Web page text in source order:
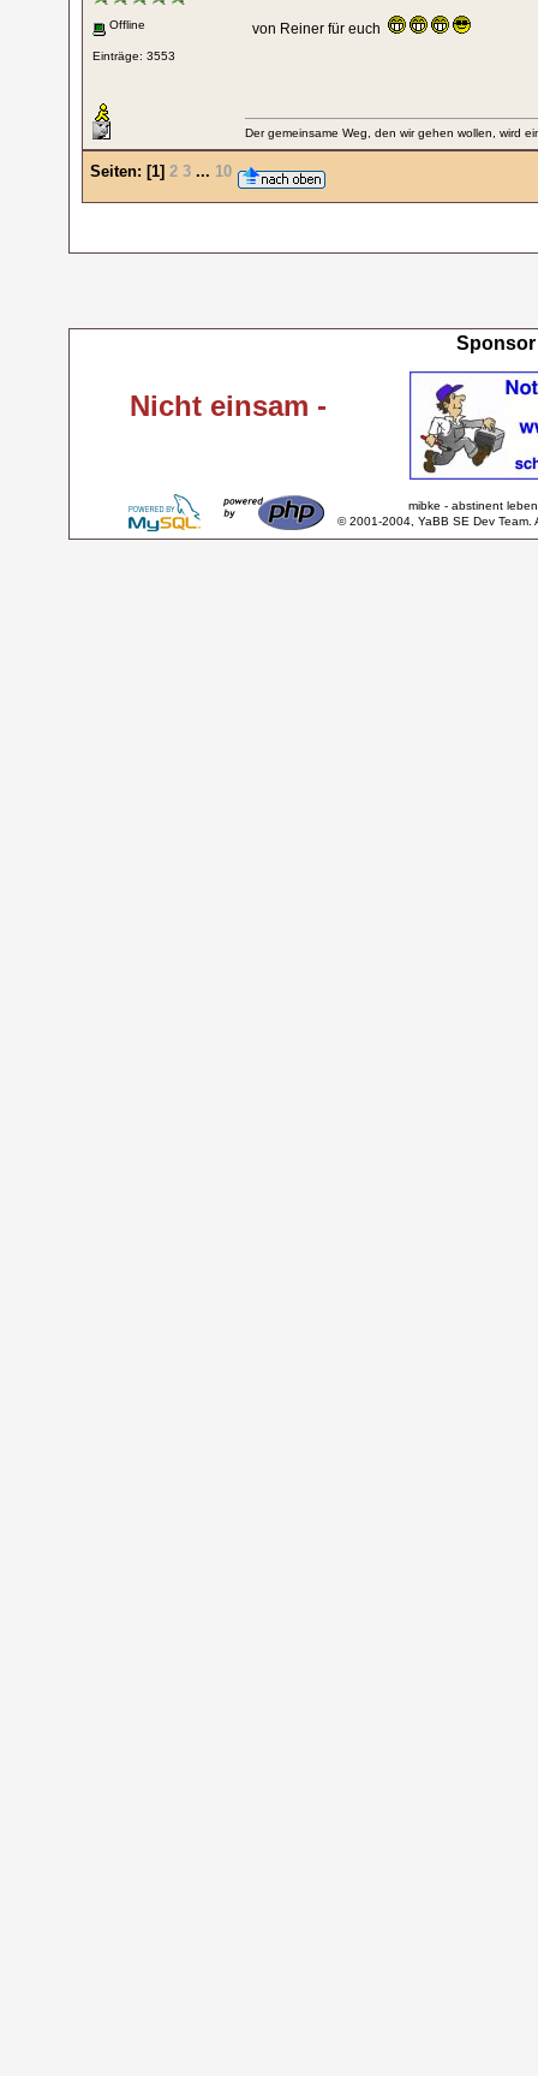
Offline
Einträge: 3553
von Reiner für euch
Der gemeinsame Weg, den wir gehen wollen, wird
Seiten: [1] 2 3 ... 10
Nicht einsam -
Sponsor
mibke - abstinent
© 2001-2004, YaBB SE Dev Team.